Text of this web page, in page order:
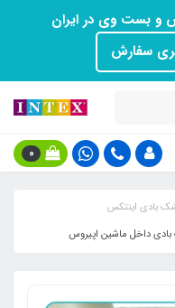
و بست وی در ایران
0
بادی اینتکس
داخل ماشین اپیروس